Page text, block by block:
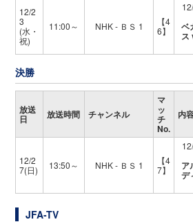
12/2
3
(水・
祝)
11:00～ NHK - ＢＳ 1
【4
6】
ベ
ス
決勝
放送
日 放送時間 チャンネル
マ
ッ
チ
No.
内
12/2
7(日)
13:50～ NHK - ＢＳ 1
【4
7】
ア
デ
JFA-TV